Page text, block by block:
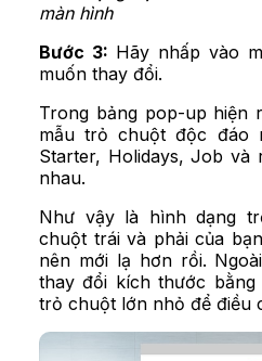
màn hình
Bước 3: Hãy nhấp vào
muốn thay đổi.
Trong bảng pop-up hiện
mẫu trỏ chuột độc đáo
Starter, Holidays, Job và
nhau.
Như vậy là hình dạng
chuột trái và phải của
nên mới lạ hơn rồi.
thay đổi kích thước
trỏ chuột lớn nhỏ để điều